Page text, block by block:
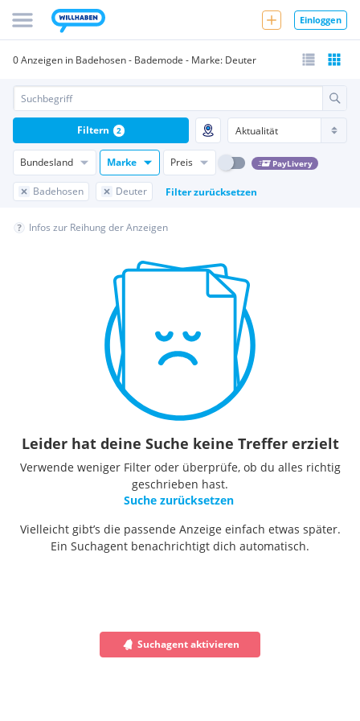
Einloggen
0 Anzeigen in Badehosen - Bademode - Marke: Deuter
Bundesland Marke Preis PayLivery
Badehosen Deuter Filter zurücksetzen
Filtern 2
Infos zur Reihung der Anzeigen
Leider hat deine Suche keine Treffer erzielt
Verwende weniger Filter oder überprüfe, ob du alles richtig
geschrieben hast.
Suche zurücksetzen
Vielleicht gibt’s die passende Anzeige einfach etwas später.
Ein Suchagent benachrichtigt dich automatisch.
Suchagent aktivieren